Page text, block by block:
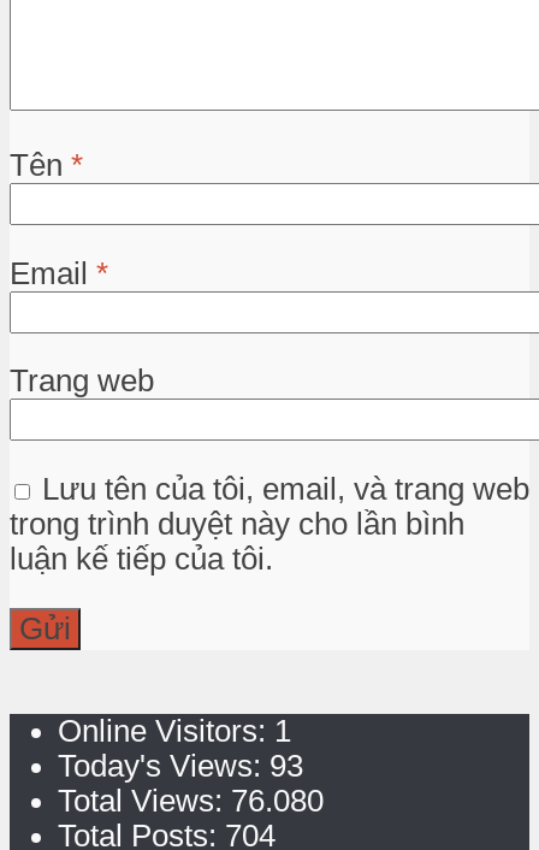
Tên *
Email *
Trang web
Lưu tên của tôi, email, và trang web
trong trình duyệt này cho lần bình
luận kế tiếp của tôi.
Online Visitors: 1
Today's Views: 93
Total Views: 76.080
Total Posts: 704